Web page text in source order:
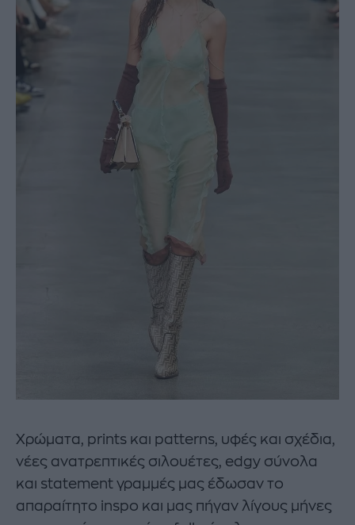
Χρώματα, prints και patterns, υφές και σχέδια,
νέες ανατρεπτικές σιλουέτες, edgy σύνολα
και statement γραμμές μας έδωσαν το
απαραίτητο inspo και μας πήγαν λίγους μήνες